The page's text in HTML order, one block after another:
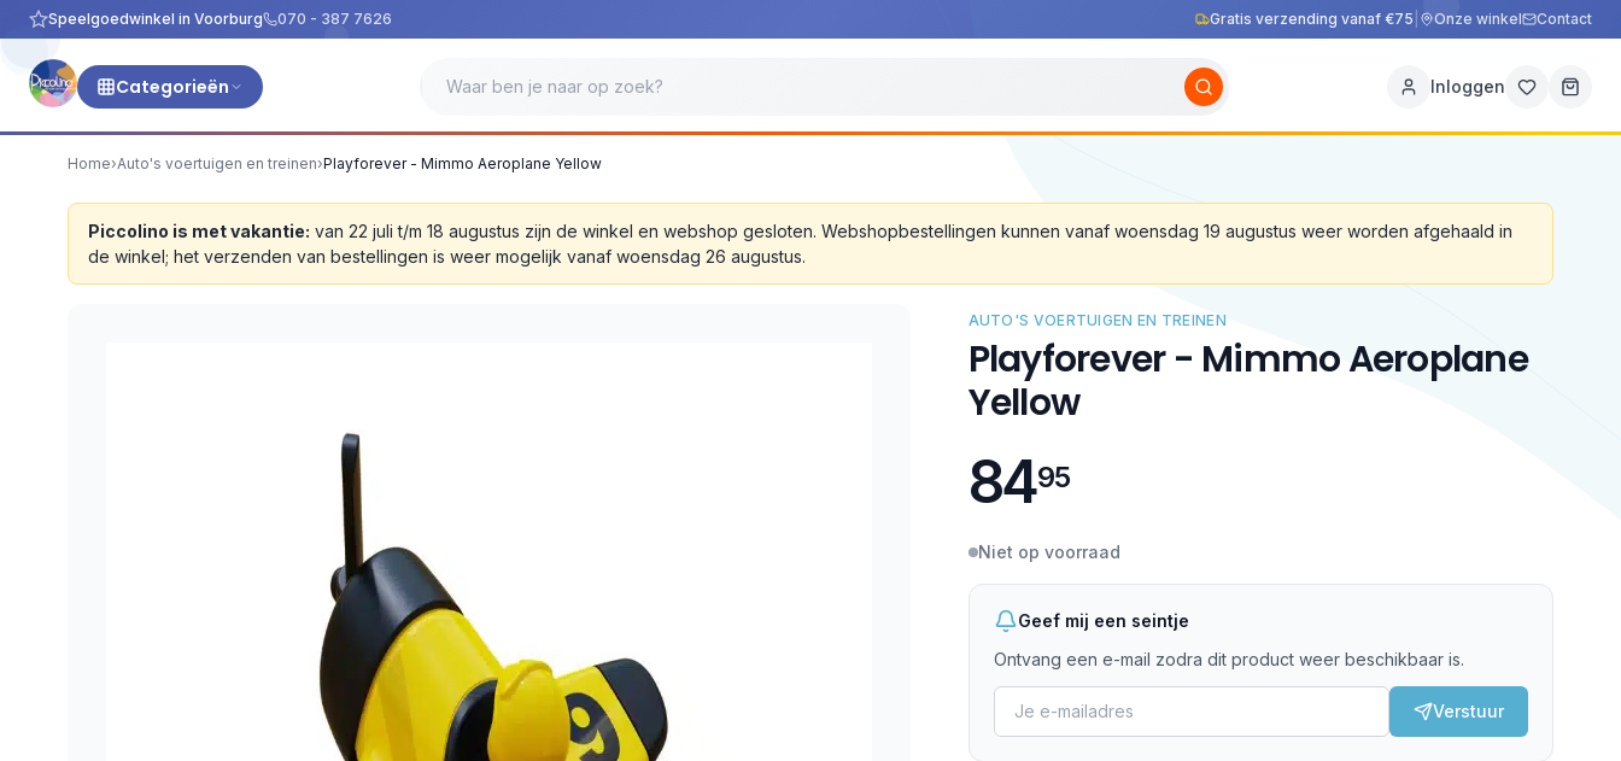
Speelgoedwinkel in Voorburg 070 - 387 7626 Gratis verzending vanaf €75 Onze winkel Contact
Categorieën Inloggen
Home›Auto's voertuigen en treinen›Playforever - Mimmo Aeroplane Yellow
Piccolino is met vakantie: van 22 juli t/m 18 augustus zijn de winkel en webshop gesloten. Webshopbestellingen kunnen vanaf woensdag 19 augustus weer worden afgehaald in
de winkel; het verzenden van bestellingen is weer mogelijk vanaf woensdag 26 augustus.
AUTO'S VOERTUIGEN EN TREINEN
Playforever - Mimmo Aeroplane
Yellow
8495
Niet op voorraad
Geef mij een seintje
Ontvang een e-mail zodra dit product weer beschikbaar is.
Verstuur